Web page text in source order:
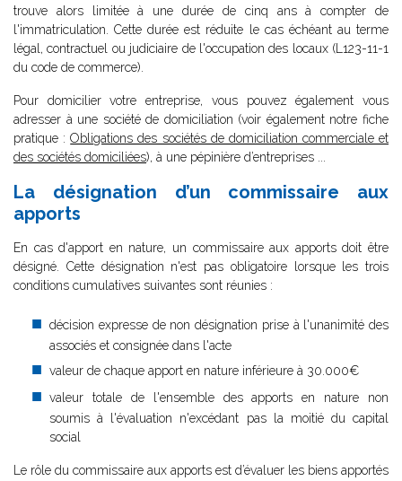
trouve alors limitée à une durée de cinq ans à compter de
l'immatriculation. Cette durée est réduite le cas échéant au terme
légal, contractuel ou judiciaire de l'occupation des locaux (L123-11-1
du code de commerce).
Pour domicilier votre entreprise, vous pouvez également vous
adresser à une société de domiciliation (voir également notre fiche
pratique :Obligations des sociétés de domiciliation commerciale et
des sociétés domiciliées), à une pépinière d’entreprises ...
La désignation d’un commissaire aux
apports
En cas d'apport en nature, un commissaire aux apports doit être
désigné. Cette désignation n'est pas obligatoire lorsque les trois
conditions cumulatives suivantes sont réunies :
décision expresse de non désignation prise à l'unanimité des
associés et consignée dans l'acte
valeur de chaque apport en nature inférieure à 30.000€
valeur totale de l'ensemble des apports en nature non
soumis à l'évaluation n'excédant pas la moitié du capital
social
Le rôle du commissaire aux apports est d’évaluer les biens apportés